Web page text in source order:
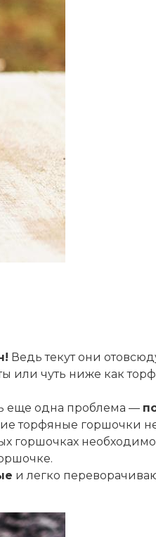
Ведь текут они
или чуть ниже как
еще одна проблема —
торфяные горшочки
горшочках необходимо
и легко